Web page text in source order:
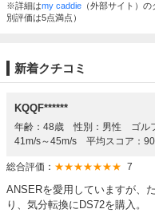
※詳細はmy caddie （外部サイト）
別評価は5点満点）
新着クチコミ
KQQF******
年齢：48歳 性別：男性 ゴル
41m/s～45m/s 平均スコア：
総合評価： ★★★★★★★ 7
ANSERを愛用していますが、
り、気分転換にDS72を購入。